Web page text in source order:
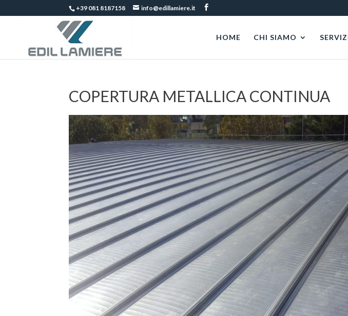
+39 081 8187158 info@edillamiere.it
HOME CHI SIAMO
COPERTURA METALLICA CONTINUA